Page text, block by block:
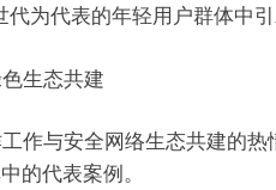
为代表的年轻用户群体中引
生态共建
与安全网络生态共建的热
的代表案例。